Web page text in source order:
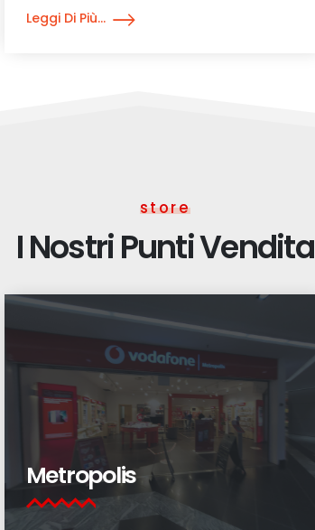
Leggi Di Più...
store
I Nostri Punti Vendita
Metropolis